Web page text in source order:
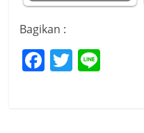
Bagikan :
F T